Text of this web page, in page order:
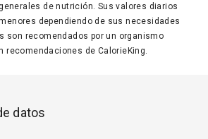
de nutrición. Sus valores diarios
dependiendo de sus necesidades
son recomendados por un organismo
recomendaciones de CalorieKing.
datos